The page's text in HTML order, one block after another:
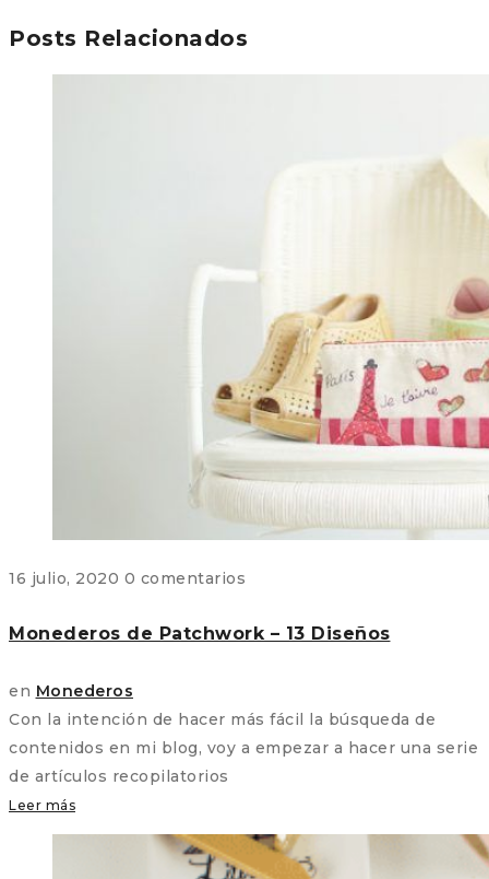
Posts Relacionados
16 julio, 2020 0 comentarios
Monederos de Patchwork – 13 Diseños
en Monederos
Con la intención de hacer más fácil la búsqueda de
contenidos en mi blog, voy a empezar a hacer una serie
de artículos recopilatorios
Leer más